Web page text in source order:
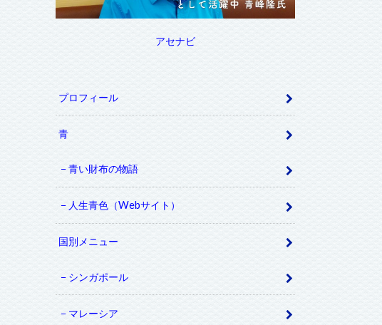
アセナビ
プロフィール
青
青い財布の物語
人生青色（Webサイト）
国別メニュー
シンガポール
マレーシア